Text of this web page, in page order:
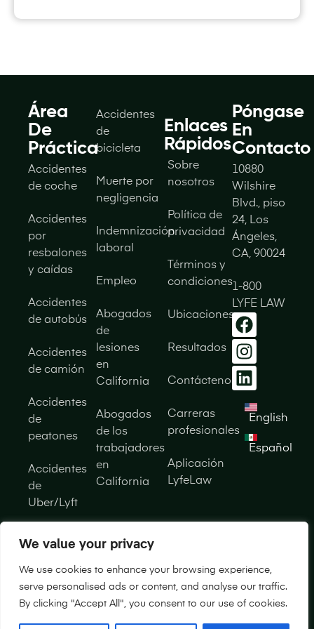
We value your privacy
We use cookies to enhance your browsing experience,
serve personalised ads or content, and analyse our traffic.
By clicking "Accept All", you consent to our use of cookies.
r
Área
De
Práctica
Accidentes
de coche
Accidentes
por
resbalones
y caídas
Accidentes
de autobús
Accidentes
de camión
Accidentes
de
peatones
Accidentes
de
Uber/Lyft
Accidentes
motocicleta
Accidentes
de
bicicleta
Muerte por
negligencia
Indemnización
laboral
Empleo
Abogados
de
lesiones
en
California
Abogados
de los
trabajadores
en
California
Enlaces
Rápidos
Sobre
nosotros
Política de
privacidad
Términos y
condiciones
Ubicaciones
Resultados
Contáctenos
Carreras
profesionales
Aplicación
LyfeLaw
Póngase
En
Contacto
10880
Wilshire
Blvd., piso
24, Los
Ángeles,
CA, 90024
1-800
LYFE LAW
English
Español